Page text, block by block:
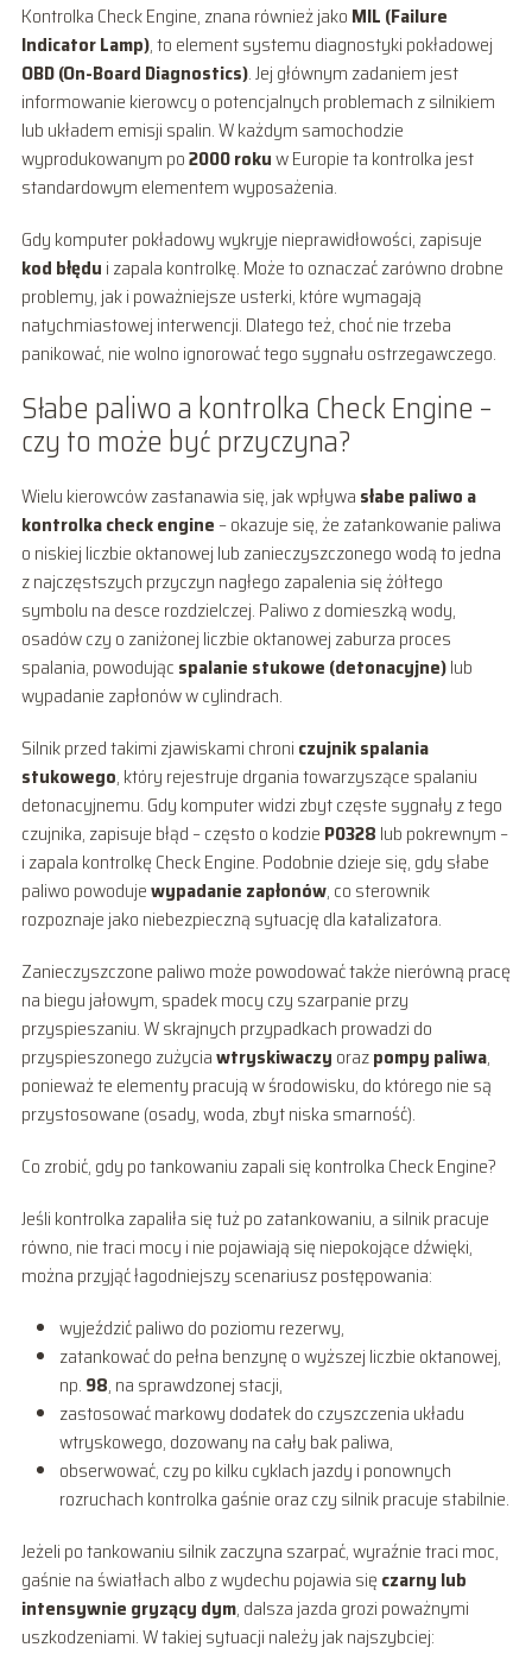
Kontrolka Check Engine, znana również jako MIL (Failure
Indicator Lamp), to element systemu diagnostyki pokładowej
OBD (On-Board Diagnostics). Jej głównym zadaniem jest
informowanie kierowcy o potencjalnych problemach z silnikiem
lub układem emisji spalin. W każdym samochodzie
wyprodukowanym po2000 rokuw Europie ta kontrolka jest
standardowym elementem wyposażenia.
Gdy komputer pokładowy wykryje nieprawidłowości, zapisuje
kod błędu i zapala kontrolkę. Może to oznaczać zarówno drobne
problemy, jak i poważniejsze usterki, które wymagają
natychmiastowej interwencji. Dlatego też, choć nie trzeba
panikować, nie wolno ignorować tego sygnału ostrzegawczego.
Słabe paliwo a kontrolka Check Engine –
czy to może być przyczyna?
Wielu kierowców zastanawia się, jak wpływa słabe paliwo a
kontrolka check engine – okazuje się, że zatankowanie paliwa
o niskiej liczbie oktanowej lub zanieczyszczonego wodą to jedna
z najczęstszych przyczyn nagłego zapalenia się żółtego
symbolu na desce rozdzielczej. Paliwo z domieszką wody,
osadów czy o zaniżonej liczbie oktanowej zaburza proces
spalania, powodując spalanie stukowe (detonacyjne)lub
wypadanie zapłonów w cylindrach.
Silnik przed takimi zjawiskami chroni czujnik spalania
stukowego, który rejestruje drgania towarzyszące spalaniu
detonacyjnemu. Gdy komputer widzi zbyt częste sygnały z tego
czujnika, zapisuje błąd – często o kodzie P0328 lub pokrewnym –
i zapala kontrolkę Check Engine. Podobnie dzieje się, gdy słabe
paliwo powodujewypadanie zapłonów, co sterownik
rozpoznaje jako niebezpieczną sytuację dla katalizatora.
Zanieczyszczone paliwo może powodować także nierówną pracę
na biegu jałowym, spadek mocy czy szarpanie przy
przyspieszaniu. W skrajnych przypadkach prowadzi do
przyspieszonego zużyciawtryskiwaczy orazpompy paliwa,
ponieważ te elementy pracują w środowisku, do którego nie są
przystosowane (osady, woda, zbyt niska smarność).
Co zrobić, gdy po tankowaniu zapali się kontrolka Check Engine?
Jeśli kontrolka zapaliła się tuż po zatankowaniu, a silnik pracuje
równo, nie traci mocy i nie pojawiają się niepokojące dźwięki,
można przyjąć łagodniejszy scenariusz postępowania:
wyjeździć paliwo do poziomu rezerwy,
zatankować do pełna benzynę o wyższej liczbie oktanowej,
np. 98, na sprawdzonej stacji,
zastosować markowy dodatek do czyszczenia układu
wtryskowego, dozowany na cały bak paliwa,
obserwować, czy po kilku cyklach jazdy i ponownych
rozruchach kontrolka gaśnie oraz czy silnik pracuje stabilnie.
Jeżeli po tankowaniu silnik zaczyna szarpać, wyraźnie traci moc,
gaśnie na światłach albo z wydechu pojawia się czarny lub
intensywnie gryzący dym, dalsza jazda grozi poważnymi
uszkodzeniami. W takiej sytuacji należy jak najszybciej: